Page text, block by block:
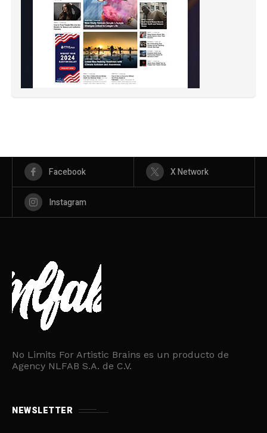
Facebook X Network
Instagram
No Limits For Artistic Brains es un producto de
Agency NLFAB S.A. de C.V.
NEWSLETTER